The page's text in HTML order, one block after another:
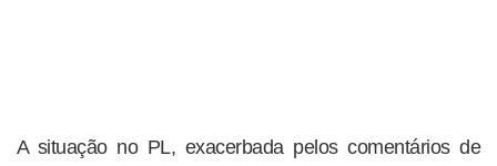
A situação no PL, exacerbada pelos comentários de